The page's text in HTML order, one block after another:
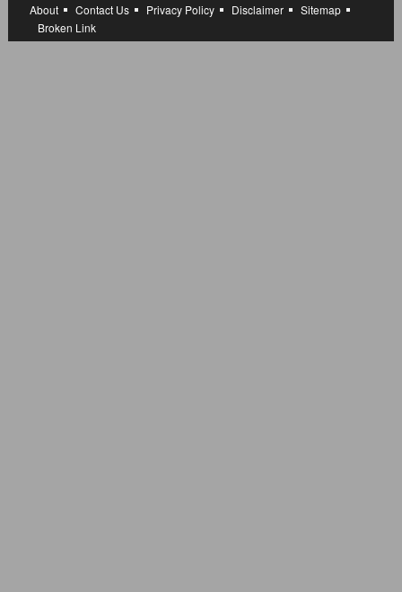
About
Contact Us Privacy Policy Disclaimer
Sitemap
Broken Link